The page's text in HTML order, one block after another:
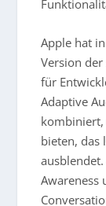
Apple hat
Version
für
Adaptive
kombiniert,
bieten, das
Awareness